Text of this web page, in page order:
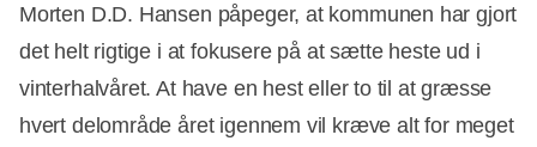
Morten D.D. Hansen påpeger, at kommunen har gjort
det helt rigtige i at fokusere på at sætte heste ud i
vinterhalvåret. At have en hest eller to til at græsse
hvert delområde året igennem vil kræve alt for meget